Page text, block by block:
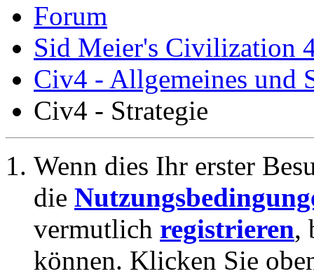
Forum
Sid Meier's Civilization
Civ4 - Allgemeines und
Civ4 - Strategie
Wenn dies Ihr erster
die
vermutlich registrieren,
können. Klicken Sie